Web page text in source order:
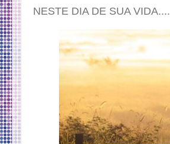
NESTE DIA DE SUA VIDA....